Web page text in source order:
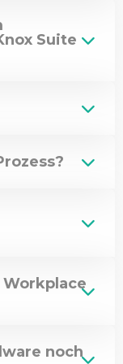
Suite
noch